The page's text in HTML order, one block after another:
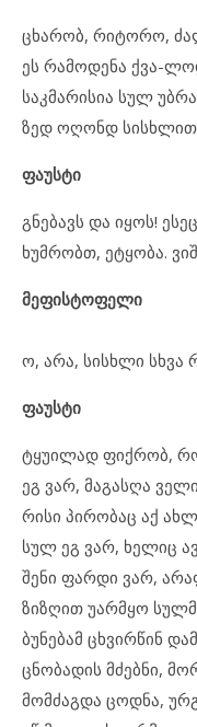
ცხარობ, რიტორო,
ეს რამოდენა ქვა-
საკმარისია სულ
ზედ ოღონდ სისხლით
ფაუსტი
გნებავს და იყოს!
ხუმრობთ, ეტყობა.
მეფისტოფელი
ო, არა, სისხლი სხვა
ფაუსტი
ტყუილად ფიქრობ,
ეგ ვარ, მაგასღა
რისი პირობაც აქ
სულ ეგ ვარ, ხელიც
შენი ფარდი ვარ,
ზიზღით უარმყო
ბუნებამ ცხვირწინ
ცნობადის მძებნი,
მომძაგდა ცოდნა,